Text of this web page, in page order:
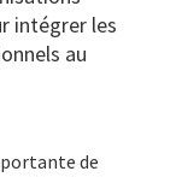
intégrer les
au
de